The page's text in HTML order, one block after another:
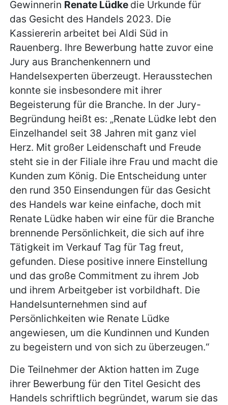
Gewinnerin Renate Lüdke die Urkunde für
das Gesicht des Handels 2023. Die
Kassiererin arbeitet bei Aldi Süd in
Rauenberg. Ihre Bewerbung hatte zuvor eine
Jury aus Branchenkennern und
Handelsexperten überzeugt. Herausstechen
konnte sie insbesondere mit ihrer
Begeisterung für die Branche. In der Jury-
Begründung heißt es: „Renate Lüdke lebt den
Einzelhandel seit 38 Jahren mit ganz viel
Herz. Mit großer Leidenschaft und Freude
steht sie in der Filiale ihre Frau und macht die
Kunden zum König. Die Entscheidung unter
den rund 350 Einsendungen für das Gesicht
des Handels war keine einfache, doch mit
Renate Lüdke haben wir eine für die Branche
brennende Persönlichkeit, die sich auf ihre
Tätigkeit im Verkauf Tag für Tag freut,
gefunden. Diese positive innere Einstellung
und das große Commitment zu ihrem Job
und ihrem Arbeitgeber ist vorbildhaft. Die
Handelsunternehmen sind auf
Persönlichkeiten wie Renate Lüdke
angewiesen, um die Kundinnen und Kunden
zu begeistern und von sich zu überzeugen.“
Die Teilnehmer der Aktion hatten im Zuge
ihrer Bewerbung für den Titel Gesicht des
Handels schriftlich begründet, warum sie das